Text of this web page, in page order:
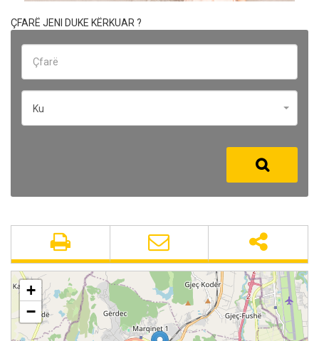
ÇFARË JENI DUKE KËRKUAR ?
Ku
+
−